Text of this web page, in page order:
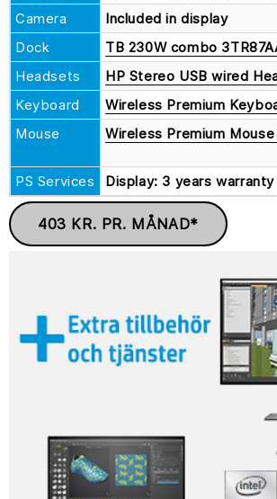
Camera
Included in display
Dock
TB 230W combo
Headsets
HP Stereo USB wired
Keyboard
Wireless Premium
Mouse
Wireless Premium Mouse
PS Services Display: 3 years
403 KR. PR. MÅNAD*